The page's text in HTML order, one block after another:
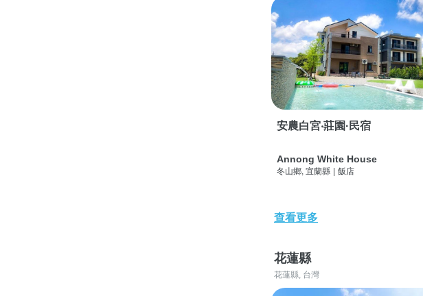
安農白宮‧莊園·民宿
Annong White House
冬山鄉, 宜蘭縣 | 飯店
查看更多
花蓮縣
花蓮縣, 台灣